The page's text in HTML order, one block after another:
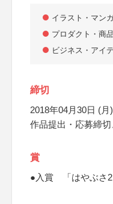
イラスト・マン
プロダクト・商
ビジネス・アイ
締切
2018年04月30日 (月)
作品提出・応募締
賞
●入賞 「はやぶさ2